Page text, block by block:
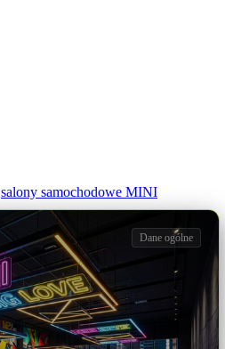
salony samochodowe MINI
Dane ogólne